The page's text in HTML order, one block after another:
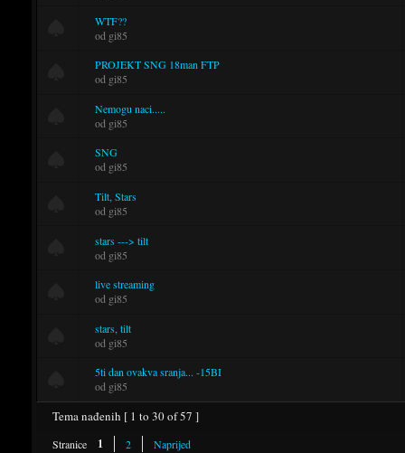
WTF??
od gi85
PROJEKT SNG 18man FTP
od gi85
Nemogu naci.....
od gi85
SNG
od gi85
Tilt, Stars
od gi85
stars ---> tilt
od gi85
live streaming
od gi85
stars, tilt
od gi85
5ti dan ovakva sranja... -15BI
od gi85
Tema nađenih [ 1 to 30 of 57 ]
Stranice 1 2 Naprijed